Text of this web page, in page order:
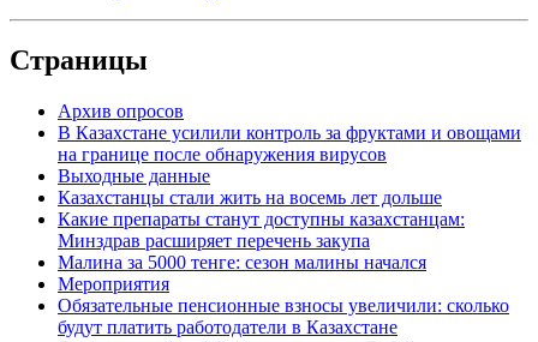
Страницы
Архив опросов
В Казахстане усилили контроль за фруктами и овощами
на границе после обнаружения вирусов
Выходные данные
Казахстанцы стали жить на восемь лет дольше
Какие препараты станут доступны казахстанцам:
Минздрав расширяет перечень закупа
Малина за 5000 тенге: сезон малины начался
Мероприятия
Обязательные пенсионные взносы увеличили: сколько
будут платить работодатели в Казахстане